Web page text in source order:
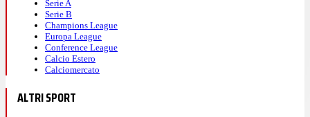
Serie A
Serie B
Champions League
Europa League
Conference League
Calcio Estero
Calciomercato
ALTRI SPORT